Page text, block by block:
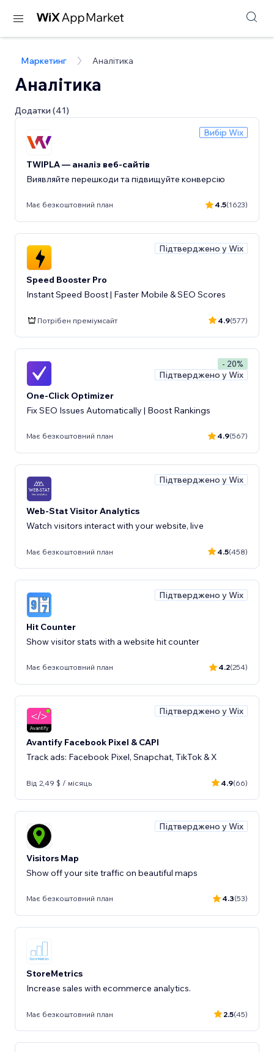
Маркетинг Аналітика
Аналітика
Додатки (41)
Вибір Wix
TWIPLA — аналіз веб-сайтів
Виявляйте перешкоди та підвищуйте конверсію
Має безкоштовний план 4.5(1623)
Підтверджено у Wix
Speed Booster Pro
Instant Speed Boost | Faster Mobile & SEO Scores
Потрібен преміумсайт 4.9(577)
- 20%
Підтверджено у Wix
One-Click Optimizer
Fix SEO Issues Automatically | Boost Rankings
Має безкоштовний план 4.9(567)
Підтверджено у Wix
Web-Stat Visitor Analytics
Watch visitors interact with your website, live
Має безкоштовний план 4.5(458)
Підтверджено у Wix
Hit Counter
Show visitor stats with a website hit counter
Має безкоштовний план 4.2(254)
Підтверджено у Wix
Avantify Facebook Pixel & CAPI
Track ads: Facebook Pixel, Snapchat, TikTok & X
Від 2,49 $ / місяць 4.9(66)
Підтверджено у Wix
Visitors Map
Show off your site traffic on beautiful maps
Має безкоштовний план 4.3(53)
StoreMetrics
Increase sales with ecommerce analytics.
Має безкоштовний план 2.5(45)